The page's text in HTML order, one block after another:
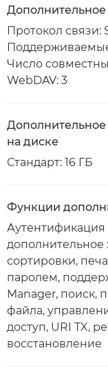
Дополнительное
Протокол связи:
Число
WebDAV: 3
Дополнительное
на диске
Стандарт: 16 ГБ
Функции
сортировки,
паролем,
Manager, поиск,
файла,
доступ, URI TX,
восстановление